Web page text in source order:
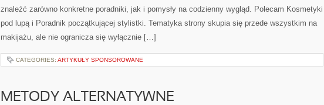
znaleźć zarówno konkretne poradniki, jak i pomysły na codzienny wygląd. Polecam Kosmetyki
pod lupą i Poradnik początkującej stylistki. Tematyka strony skupia się przede wszystkim na
makijażu, ale nie ogranicza się wyłącznie […]
CATEGORIES: ARTYKUŁY SPONSOROWANE
METODY ALTERNATYWNE